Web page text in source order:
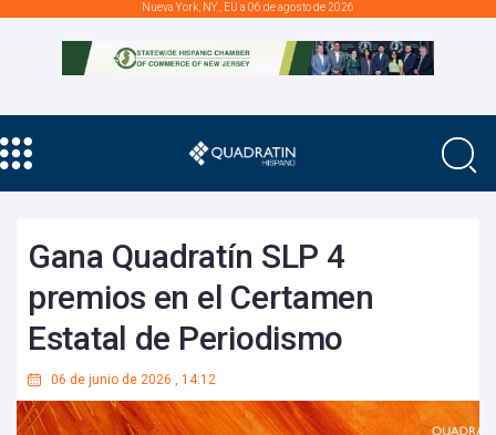
Nueva York, NY., EU a 06 de agosto de 2026
Gana Quadratín SLP 4
premios en el Certamen
Estatal de Periodismo
06 de junio de 2026 , 14:12